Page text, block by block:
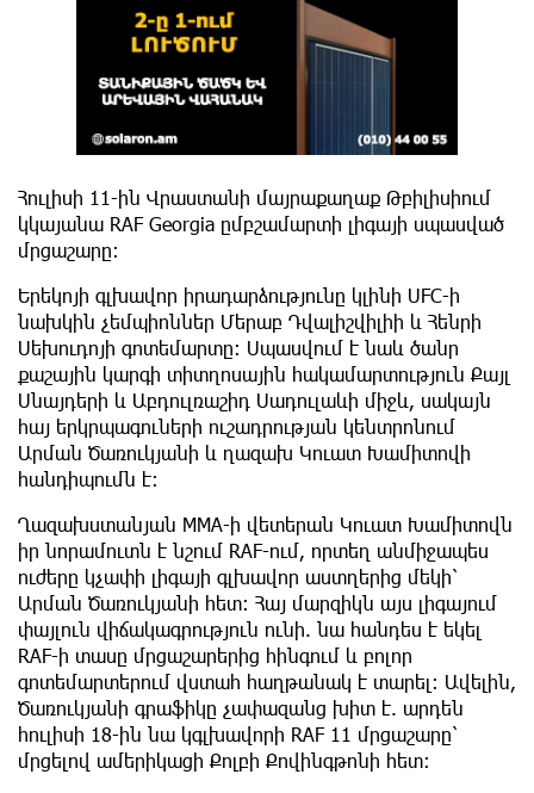
Հուլիսի 11-ին Վրաստանի մայրաքաղաք Թբիլիսիում
կկայանա RAF Georgia ըմբշամարտի լիգայի սպասված
մրցաշարը։
Երեկոյի գլխավոր իրադարձությունը կլինի UFC-ի
նախկին չեմպիոններ Մերաբ Դվալիշվիլիի և Հենրի
Սեխուդոյի գոտեմարտը։ Սպասվում է նաև ծանր
քաշային կարգի տիտղոսային հակամարտություն Քայլ
Սնայդերի և Աբդուլռաշիդ Սադուլաևի միջև, սակայն
հայ երկրպագուների ուշադրության կենտրոնում
Արման Ծառուկյանի և ղազախ Կուատ Խամիտովի
հանդիպումն է։
Ղազախստանյան MMA-ի վետերան Կուատ Խամիտովն
իր նորամուտն է նշում RAF-ում, որտեղ անմիջապես
ուժերը կչափի լիգայի գլխավոր աստղերից մեկի՝
Արման Ծառուկյանի հետ։ Հայ մարզիկն այս լիգայում
փայլուն վիճակագրություն ունի. նա հանդես է եկել
RAF-ի տասը մրցաշարերից հինգում և բոլոր
գոտեմարտերում վստահ հաղթանակ է տարել։ Ավելին,
Ծառուկյանի գրաֆիկը չափազանց խիտ է. արդեն
հուլիսի 18-ին նա կգլխավորի RAF 11 մրցաշարը՝
մրցելով ամերիկացի Քոլբի Քովինգթոնի հետ։